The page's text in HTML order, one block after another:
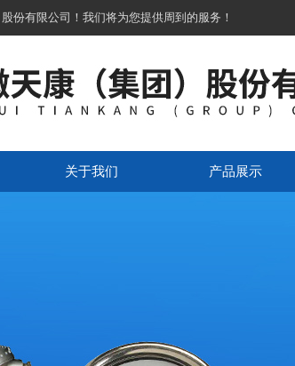
份有限公司！我们将为您提供周到的服务！
关于我们 产品展示